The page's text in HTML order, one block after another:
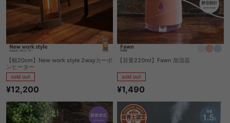
【幅20cm】New work style 2wayカーボ
ンヒーター
sold out
¥12,200
【容量220ml】Fawn 加湿器
sold out
¥1,490